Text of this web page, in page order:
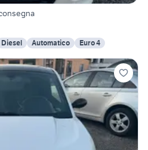
Diesel Automatico Euro 4